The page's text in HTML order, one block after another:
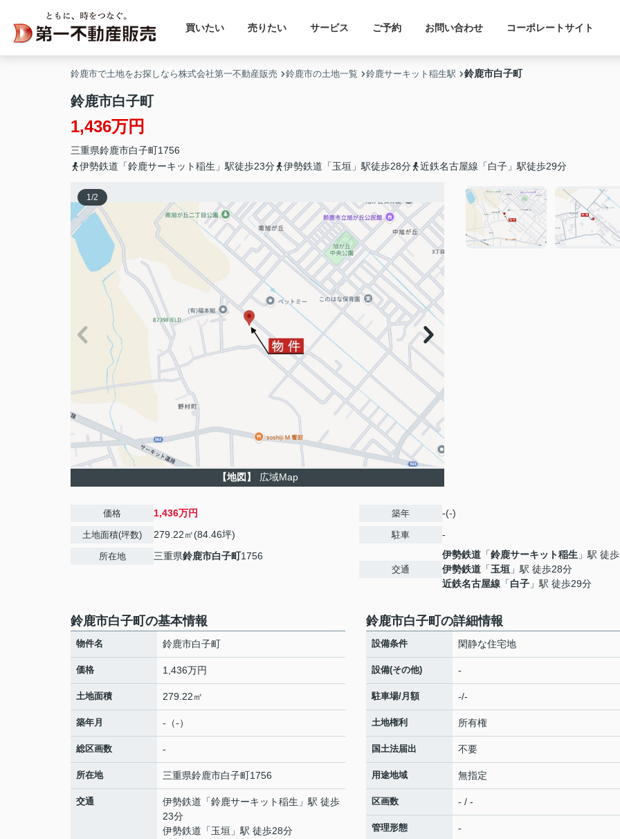
買いたい 売りたい サービス ご予約 お問い合わせ コーポレートサイト
鈴鹿市で土地をお探しなら株式会社第一不動産販売 鈴鹿市の土地一覧 鈴鹿サーキット稲生駅 鈴鹿市白子町
鈴鹿市白子町
1,436万円
三重県鈴鹿市白子町1756
伊勢鉄道「鈴鹿サーキット稲生」駅徒歩23分
伊勢鉄道「玉垣」駅徒歩28分 近鉄名古屋線「白子」駅徒歩29分
1/2
【地図】 広域Map
価格 1,436万円
土地面積(坪数) 279.22㎡(84.46坪)
所在地 三重県鈴鹿市白子町1756
築年 -(-)
駐車 -
交通
伊勢鉄道 「鈴鹿サーキット稲生 」駅 徒
伊勢鉄道 「玉垣 」駅 徒歩28分
近鉄名古屋線 「白子 」駅 徒歩29分
鈴鹿市白子町の基本情報
物件名 鈴鹿市白子町
価格 1,436万円
土地面積 279.22㎡
築年月 -（-）
総区画数 -
所在地 三重県鈴鹿市白子町1756
交通 伊勢鉄道 「鈴鹿サーキット稲生 」駅 徒歩
23分
伊勢鉄道 「玉垣 」駅 徒歩28分
鈴鹿市白子町の詳細情報
設備条件 閑静な住宅地
設備(その他) -
駐車場/月額 -/-
土地権利 所有権
国土法届出 不要
用途地域 無指定
区画数 - / -
管理形態 -